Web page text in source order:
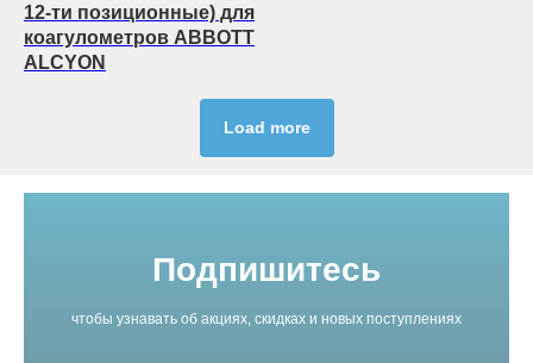
12-ти позиционные) для
коагулометров ABBOTT
ALCYON
Load more
Подпишитесь
чтобы узнавать об акциях, скидках и новых поступлениях